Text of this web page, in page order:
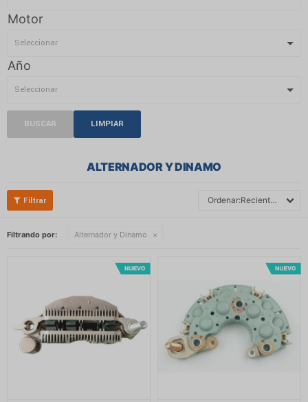
Motor
Año
BUSCAR LIMPIAR
ALTERNADOR Y DINAMO
Recientes
Filtrando por: Alternador y Dinamo